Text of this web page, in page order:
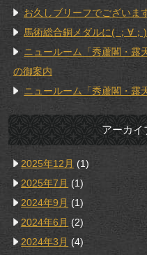
お久しブリーフでございま
馬術総合銅メダルに( ；∀；)
ニュールーム「秀蘆閣・露
の御案内
ニュールーム「秀蘆閣・露
アーカイ
2025年12月 (1)
2025年7月 (1)
2024年9月 (1)
2024年6月 (2)
2024年3月 (4)